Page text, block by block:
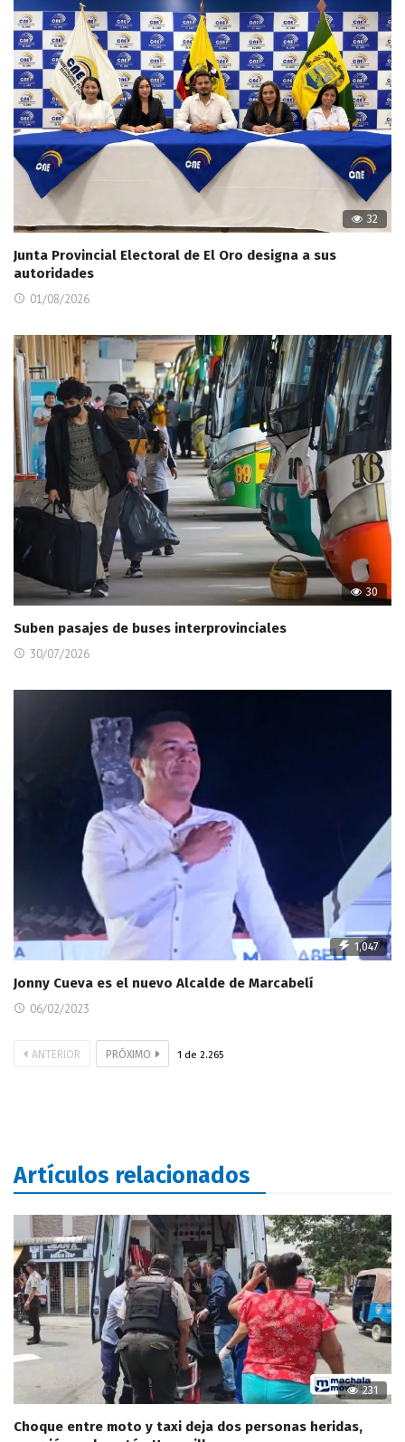
32
Junta Provincial Electoral de El Oro designa a sus
autoridades
01/08/2026
30
Suben pasajes de buses interprovinciales
30/07/2026
1,047
Jonny Cueva es el nuevo Alcalde de Marcabelí
06/02/2023
ANTERIOR PRÓXIMO 1 de 2.265
Artículos relacionados
231
Choque entre moto y taxi deja dos personas heridas,